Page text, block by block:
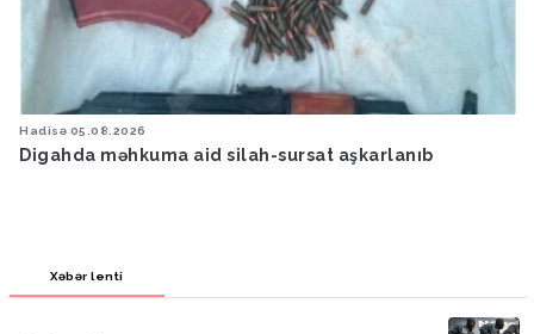
Hadisə 05.08.2026
Digahda məhkuma aid silah-sursat aşkarlanıb
Xəbər lenti